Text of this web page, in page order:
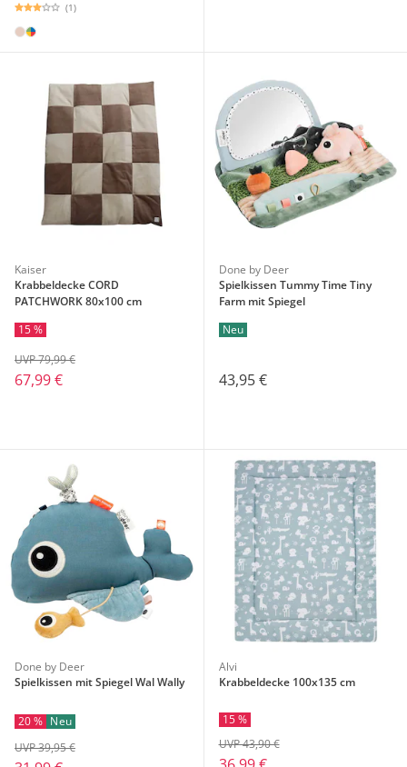
(1)
Kaiser
Krabbeldecke CORD
PATCHWORK 80x100 cm
15 %
67,99 €
UVP 79,99 €
Done by Deer
Spielkissen Tummy Time Tiny
Farm mit Spiegel
Neu
43,95 €
Done by Deer
Spielkissen mit Spiegel Wal Wally
20 % Neu
UVP 39,95 €
Alvi
Krabbeldecke 100x135 cm
15 %
UVP 43,90 €